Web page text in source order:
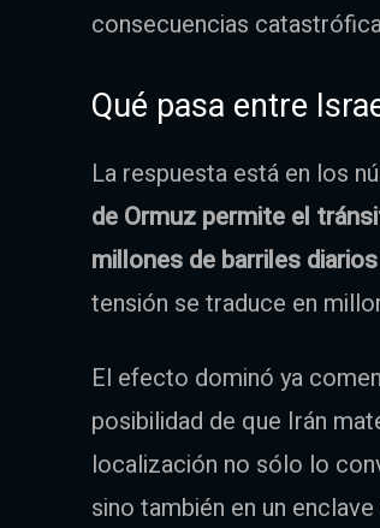
consecuencias
Qué pasa entre
La respuesta está en los
de Ormuz permite el
millones de barriles
tensión se traduce en
El efecto dominó ya
posibilidad de que Irán
localización no sólo lo
sino también en un